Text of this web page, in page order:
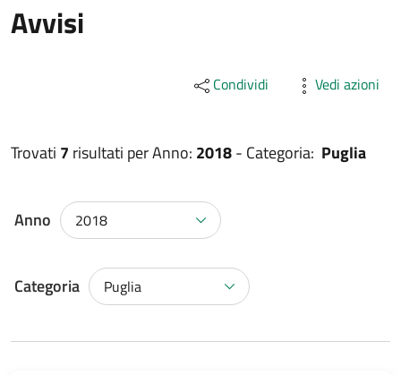
Avvisi
Condividi Vedi azioni
Trovati 7 risultati perAnno: 2018- Categoria: Puglia
Anno 2018
Categoria Puglia